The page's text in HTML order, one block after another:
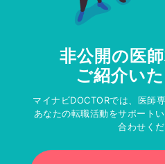
非公開の医
ご紹介い
マイナビDOCTORでは、医師
あなたの転職活動をサポート
合わせくだ